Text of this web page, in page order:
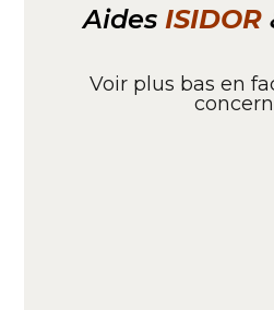
Aides ISIDOR
Voir plus bas en